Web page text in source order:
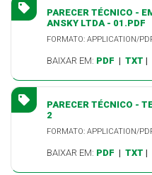
PARECER TÉCNICO -
ANSKY LTDA - 01.PDF
FORMATO: APPLICATION/
BAIXAR EM: PDF | TXT |
PARECER TÉCNICO -
2
FORMATO: APPLICATION/
BAIXAR EM: PDF | TXT |